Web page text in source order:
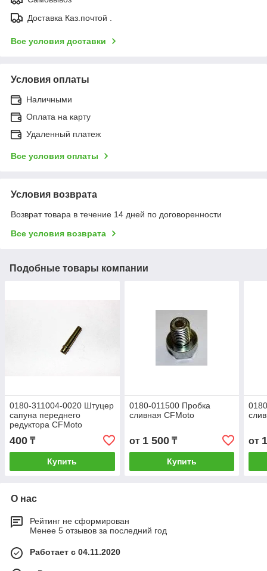
Доставка Каз.почтой .
Все условия доставки
Условия оплаты
Наличными
Оплата на карту
Удаленный платеж
Все условия оплаты
Условия возврата
Возврат товара в течение 14 дней по договоренности
Все условия возврата
Подобные товары компании
0180-311004-0020 Штуцер
сапуна переднего
редуктора CFMoto
500/X5/X6/Z6/X8/X5HO/X10/X8HO
400 ₸
Купить
0180-011500 Пробка
сливная CFMoto
от 1 500₸
Купить
от
О нас
Рейтинг не сформирован
Менее 5 отзывов за последний год
Работает с 04.11.2020